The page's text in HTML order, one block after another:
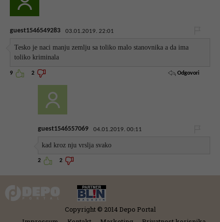
guest1546549283 03.01.2019. 22:01
Tesko je naci manju zemlju sa toliko malo stanovnika a da ima
toliko kriminala
9 2 Odgovori
guest1546557069 04.01.2019. 00:11
kad kroz nju vrslja svako
2 2
Copyright © 2014 Depo Portal